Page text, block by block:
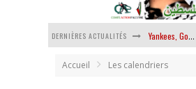
DERNIÈRES ACTUALITÉS Yankees, Go home !
Accueil Les calendriers